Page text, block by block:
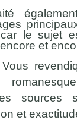
car le sujet
et
sources
et